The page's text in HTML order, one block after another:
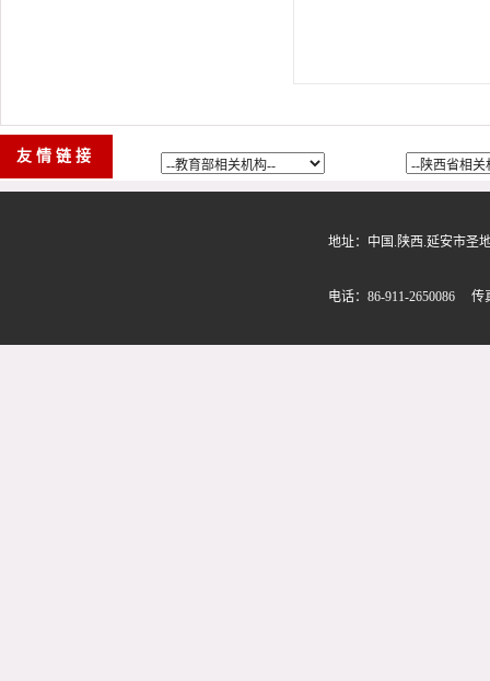
友情链接
地址：中国.陕西.延安市圣
电话：86-911-2650086 传